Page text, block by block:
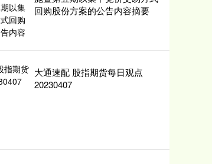
回购股份方案的公告内容摘要
大通速配 股指期货每日观点
20230407